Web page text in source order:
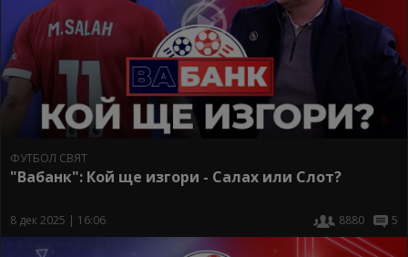
ФУТБОЛ СВЯТ
"Вабанк": Кой ще изгори - Салах или Слот?
8 дек 2025 | 16:06 8880 5